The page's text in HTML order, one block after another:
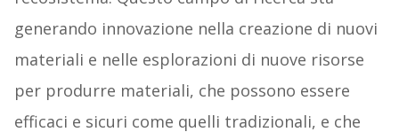
generando innovazione nella creazione di nuovi
materiali e nelle esplorazioni di nuove risorse
per produrre materiali, che possono essere
efficaci e sicuri come quelli tradizionali, e che